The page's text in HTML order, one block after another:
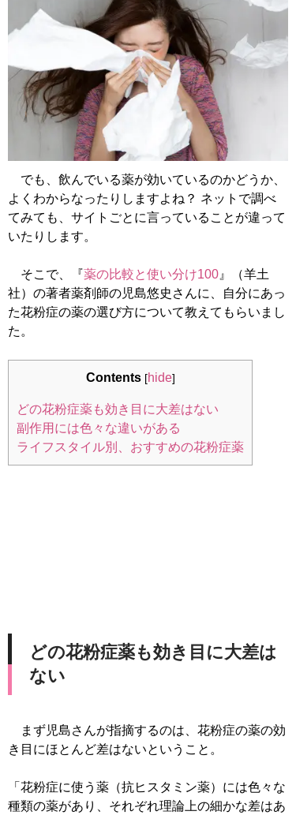
でも、飲んでいる薬が効いているのかどうか、
よくわからなったりしますよね？ ネットで調べ
てみても、サイトごとに言っていることが違って
いたりします。
そこで、『薬の比較と使い分け100』（羊土
社）の著者薬剤師の児島悠史さんに、自分にあっ
た花粉症の薬の選び方について教えてもらいまし
た。
Contents [hide]
どの花粉症薬も効き目に大差はない
副作用には色々な違いがある
ライフスタイル別、おすすめの花粉症薬
どの花粉症薬も効き目に大差は
ない
まず児島さんが指摘するのは、花粉症の薬の効
き目にほとんど差はないということ。
「花粉症に使う薬（抗ヒスタミン薬）には色々な
種類の薬があり、それぞれ理論上の細かな差はあ